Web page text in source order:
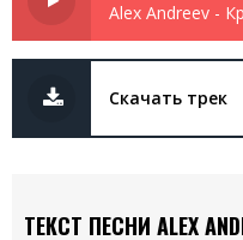
Скачать трек
ТЕКСТ ПЕСНИ ALEX